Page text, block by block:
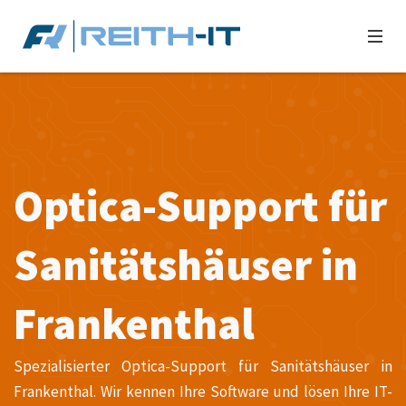
Optica-Support für
Sanitätshäuser in
Frankenthal
Spezialisierter Optica-Support für Sanitätshäuser in
Frankenthal. Wir kennen Ihre Software und lösen Ihre IT-